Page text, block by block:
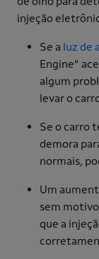
injeção
Se a luz de
Engine”
algum
levar o
Se o carro
demora
normais,
Um
sem
que a